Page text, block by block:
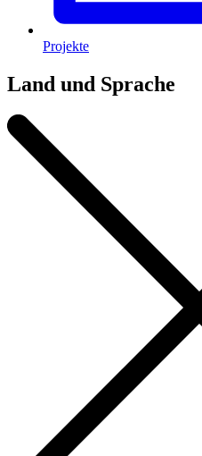
Projekte
Land und Sprache